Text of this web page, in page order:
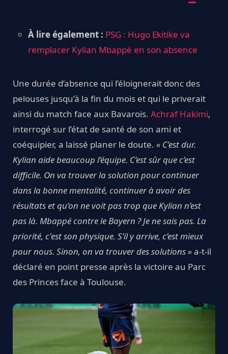
À lire également : PSG : Hugo Ekitike va
remplacer Kylian Mbappé en son absence
Une durée d’absence qui l’éloignerait donc des
pelouses jusqu’à la fin du mois et qui le priverait
ainsi du match face aux Bavarois. Achraf Hakimi,
interrogé sur l’état de santé de son ami et
coéquipier, a laissé planer le doute. « C’est dur.
Kylian aide beaucoup l’équipe. C’est sûr que c’est
difficile. On va trouver la solution pour continuer
dans la bonne mentalité, continuer à avoir des
résultats et qu’on ne voit pas trop que Kylian n’est
pas là. Mbappé contre le Bayern ? Je ne sais pas. La
priorité, c'est son physique. S’il y arrive, c’est mieux
pour nous. Sinon, on va trouver des solutions »a-t-il
déclaré en point presse après la victoire au Parc
des Princes face à Toulouse.